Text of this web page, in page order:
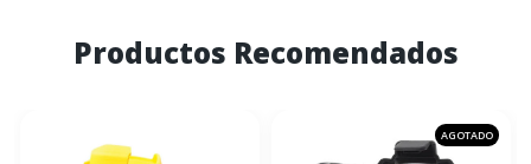
Productos Recomendados
AGOTADO